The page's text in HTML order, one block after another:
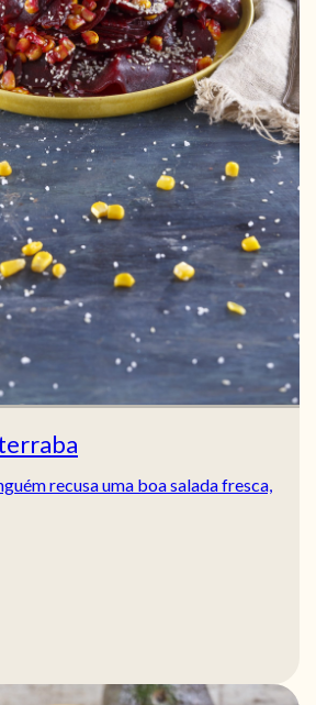
recusa uma boa salada fresca,